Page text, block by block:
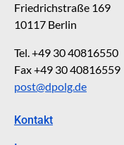
Friedrichstraße 169
10117 Berlin
Tel. +49 30 40816550
Fax +49 30 40816559
post@dpolg.de
Kontakt